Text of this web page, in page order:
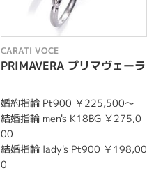
CARATI VOCE
PRIMAVERA プリマヴェーラ
婚約指輪 Pt900 ￥225,500〜
結婚指輪 men's K18BG ￥275,0
00
結婚指輪 lady's Pt900 ￥198,00
0